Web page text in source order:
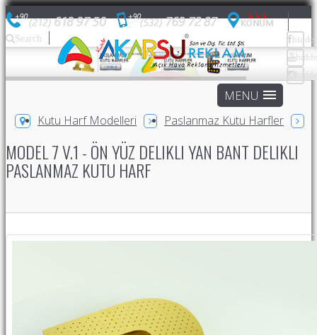
Search
Kutu Harf Modelleri Paslanmaz Kutu Harfler
MODEL 7 V.1 - ÖN YÜZ DELIKLI YAN BANT DELIKLI
PASLANMAZ KUTU HARF